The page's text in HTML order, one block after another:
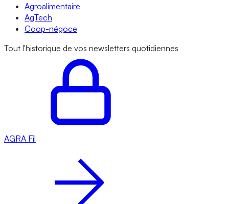
Agroalimentaire
AgTech
Coop-négoce
Tout l'historique de vos newsletters quotidiennes
AGRA Fil